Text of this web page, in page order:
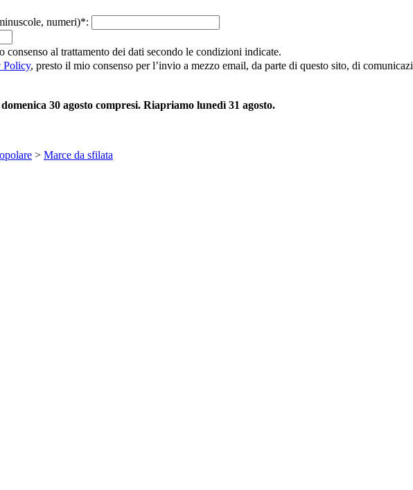
numeri)*:
consenso al trattamento dei dati secondo le condizioni indicate.
Policy, presto il mio consenso per l’invio a mezzo email, da parte di questo sito, di
30 agosto compresi. Riapriamo lunedì 31 agosto.
> Marce da sfilata